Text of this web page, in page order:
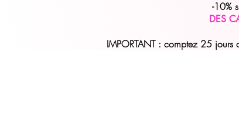
-10%
DES
IMPORTANT : comptez 25